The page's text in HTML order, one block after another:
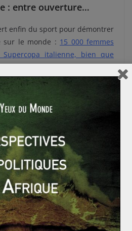
: entre ouverture…
enfin du sport pour démontrer
sur le monde : 15 000 femmes
italienne, bien que
du stade. Lors du Dakar, Riyad a
pourraient exercer pleinement
Olympiques de Rio en 2016,
les couleurs du pays.
ouvertures de façade, les
contribuent pas à améliorer
Le crédit international de la
souffert del’assassinat de
et opposant saoudien tué
l’enceinte du consulat de son
ombre au tableau est
Yémen. La guerre a déclenché
au monde depuis la seconde